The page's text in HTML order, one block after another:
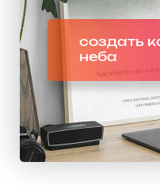
создать
неба